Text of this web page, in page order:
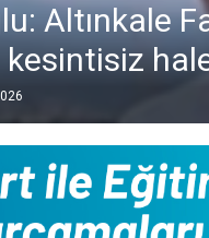
Altınkale
kesintisiz